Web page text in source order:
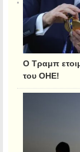
Ο Τραμπ
του ΟΗΕ!